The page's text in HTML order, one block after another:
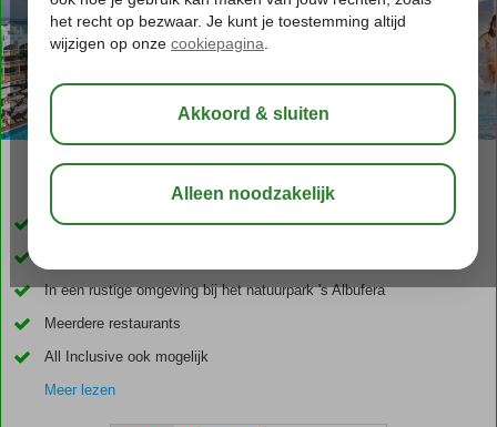
aug 30°C
Vanuit het hotel zo op het strand
In een rustige omgeving bij het natuurpark 's Albufera
Meerdere restaurants
All Inclusive ook mogelijk
Meer lezen